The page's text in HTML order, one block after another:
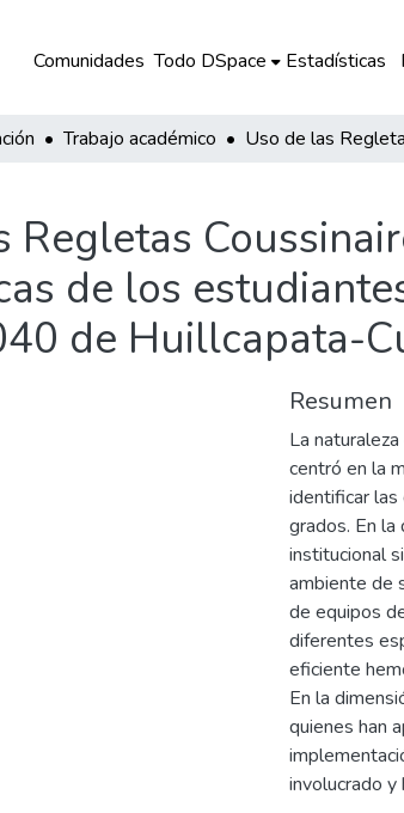
Comunidades Todo DSpace Estadísticas
Trabajo académico
Regletas
de los
de Huillcapata-
Resumen
La
centró en la
identificar
grados. En
institucional
ambiente de
de equipos
diferentes
eficiente
En la
quienes han
involucrado